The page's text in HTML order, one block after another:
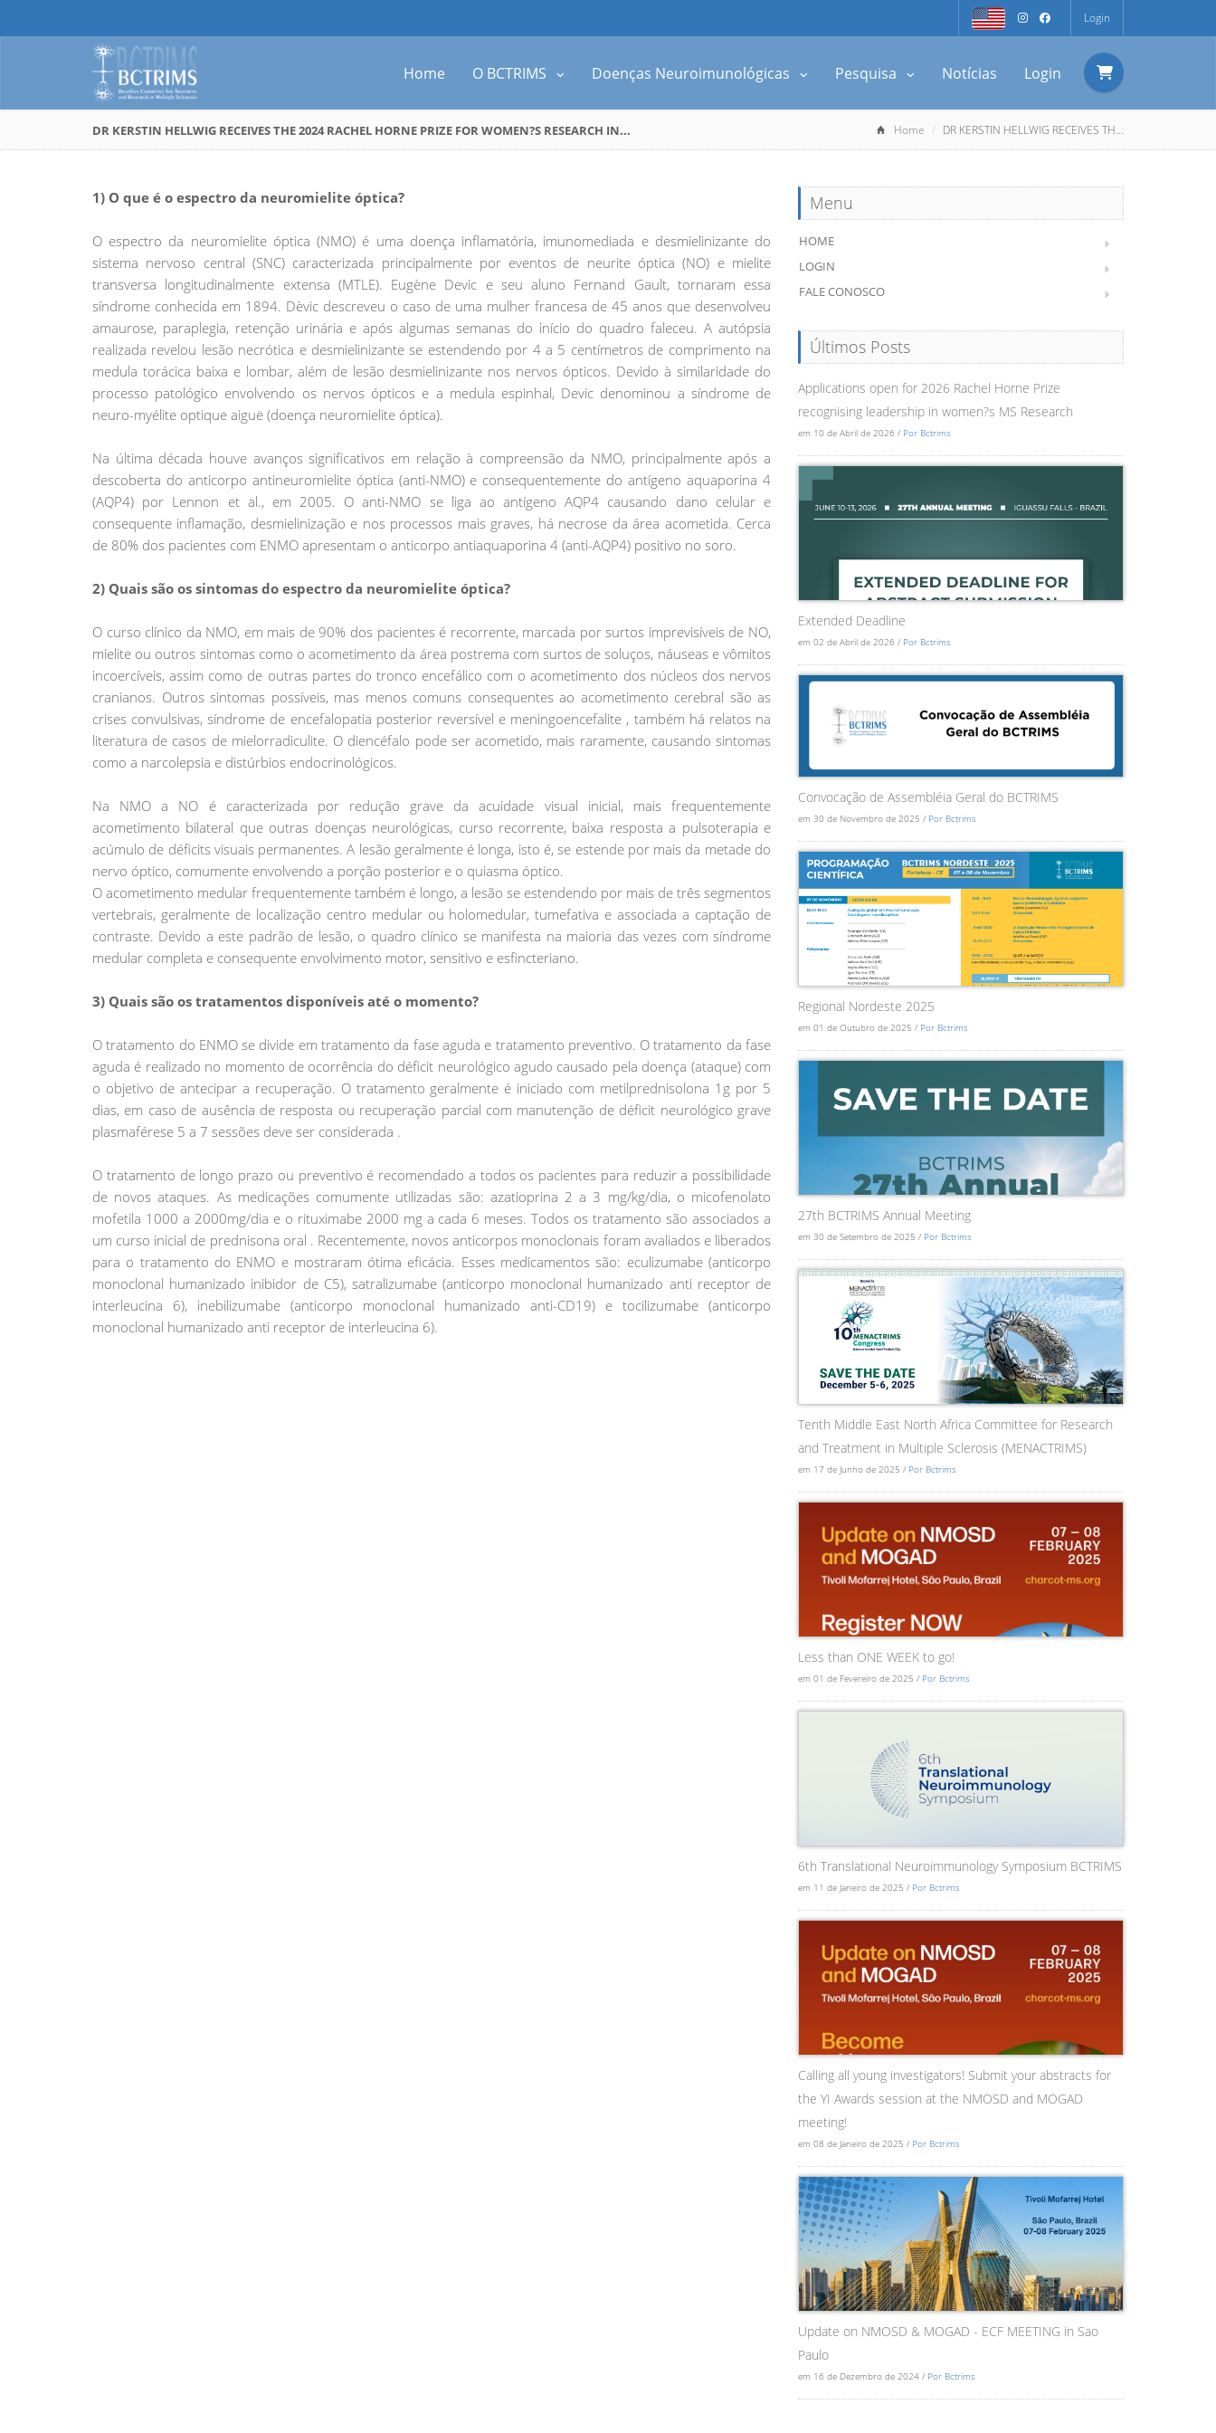
Login
Home O BCTRIMS Doenças Neuroimunológicas Pesquisa Notícias Login
DR KERSTIN HELLWIG RECEIVES THE 2024 RACHEL HORNE PRIZE FOR WOMEN?S RESEARCH IN... Home DR KERSTIN HELLWIG RECEIVES TH...
1) O que é o espectro da neuromielite óptica?
O espectro da neuromielite óptica (NMO) é uma doença inflamatória, imunomediada e desmielinizante do
sistema nervoso central (SNC) caracterizada principalmente por eventos de neurite óptica (NO) e mielite
transversa longitudinalmente extensa (MTLE). Eugène Devic e seu aluno Fernand Gault, tornaram essa
síndrome conhecida em 1894. Dèvic descreveu o caso de uma mulher francesa de 45 anos que desenvolveu
amaurose, paraplegia, retenção urinária e após algumas semanas do início do quadro faleceu. A autópsia
realizada revelou lesão necrótica e desmielinizante se estendendo por 4 a 5 centímetros de comprimento na
medula torácica baixa e lombar, além de lesão desmielinizante nos nervos ópticos. Devido à similaridade do
processo patológico envolvendo os nervos ópticos e a medula espinhal, Devic denominou a síndrome de
neuro-myélite optique aiguë (doença neuromielite óptica).
Na última década houve avanços significativos em relação à compreensão da NMO, principalmente após a
descoberta do anticorpo antineuromielite óptica (anti-NMO) e consequentemente do antígeno aquaporina 4
(AQP4) por Lennon et al., em 2005. O anti-NMO se liga ao antígeno AQP4 causando dano celular e
consequente inflamação, desmielinização e nos processos mais graves, há necrose da área acometida. Cerca
de 80% dos pacientes com ENMO apresentam o anticorpo antiaquaporina 4 (anti-AQP4) positivo no soro.
2) Quais são os sintomas do espectro da neuromielite óptica?
O curso clínico da NMO, em mais de 90% dos pacientes é recorrente, marcada por surtos imprevisíveis de NO,
mielite ou outros sintomas como o acometimento da área postrema com surtos de soluços, náuseas e vômitos
incoercíveis, assim como de outras partes do tronco encefálico com o acometimento dos núcleos dos nervos
cranianos. Outros sintomas possíveis, mas menos comuns consequentes ao acometimento cerebral são as
crises convulsivas, síndrome de encefalopatia posterior reversível e meningoencefalite , também há relatos na
literatura de casos de mielorradiculite. O diencéfalo pode ser acometido, mais raramente, causando sintomas
como a narcolepsia e distúrbios endocrinológicos.
Na NMO a NO é caracterizada por redução grave da acuidade visual inicial, mais frequentemente
acometimento bilateral que outras doenças neurológicas, curso recorrente, baixa resposta a pulsoterapia e
acúmulo de déficits visuais permanentes. A lesão geralmente é longa, isto é, se estende por mais da metade do
nervo óptico, comumente envolvendo a porção posterior e o quiasma óptico.
O acometimento medular frequentemente também é longo, a lesão se estendendo por mais de três segmentos
vertebrais, geralmente de localização centro medular ou holomedular, tumefativa e associada a captação de
contraste. Devido a este padrão de lesão, o quadro clínico se manifesta na maioria das vezes com síndrome
medular completa e consequente envolvimento motor, sensitivo e esfincteriano.
3) Quais são os tratamentos disponíveis até o momento?
O tratamento do ENMO se divide em tratamento da fase aguda e tratamento preventivo. O tratamento da fase
aguda é realizado no momento de ocorrência do déficit neurológico agudo causado pela doença (ataque) com
o objetivo de antecipar a recuperação. O tratamento geralmente é iniciado com metilprednisolona 1g por 5
dias, em caso de ausência de resposta ou recuperação parcial com manutenção de déficit neurológico grave
plasmaférese 5 a 7 sessões deve ser considerada .
O tratamento de longo prazo ou preventivo é recomendado a todos os pacientes para reduzir a possibilidade
de novos ataques. As medicações comumente utilizadas são: azatioprina 2 a 3 mg/kg/dia, o micofenolato
mofetila 1000 a 2000mg/dia e o rituximabe 2000 mg a cada 6 meses. Todos os tratamento são associados a
um curso inicial de prednisona oral . Recentemente, novos anticorpos monoclonais foram avaliados e liberados
para o tratamento do ENMO e mostraram ótima eficácia. Esses medicamentos são: eculizumabe (anticorpo
monoclonal humanizado inibidor de C5), satralizumabe (anticorpo monoclonal humanizado anti receptor de
interleucina 6), inebilizumabe (anticorpo monoclonal humanizado anti-CD19) e tocilizumabe (anticorpo
monoclonal humanizado anti receptor de interleucina 6).
Menu
HOME
LOGIN
FALE CONOSCO
Últimos Posts
Applications open for 2026 Rachel Horne Prize
recognising leadership in women?s MS Research
em 10 de Abril de 2026 / Por Bctrims
Extended Deadline
em 02 de Abril de 2026 / Por Bctrims
Convocação de Assembléia Geral do BCTRIMS
em 30 de Novembro de 2025 / Por Bctrims
Regional Nordeste 2025
em 01 de Outubro de 2025 / Por Bctrims
27th BCTRIMS Annual Meeting
em 30 de Setembro de 2025 / Por Bctrims
Tenth Middle East North Africa Committee for Research
and Treatment in Multiple Sclerosis (MENACTRIMS)
em 17 de Junho de 2025 / Por Bctrims
Less than ONE WEEK to go!
em 01 de Fevereiro de 2025 / Por Bctrims
6th Translational Neuroimmunology Symposium BCTRIMS
em 11 de Janeiro de 2025 / Por Bctrims
Calling all young investigators! Submit your abstracts for
the YI Awards session at the NMOSD and MOGAD
meeting!
em 08 de Janeiro de 2025 / Por Bctrims
Update on NMOSD & MOGAD - ECF MEETING in Sao
Paulo
em 16 de Dezembro de 2024 / Por Bctrims